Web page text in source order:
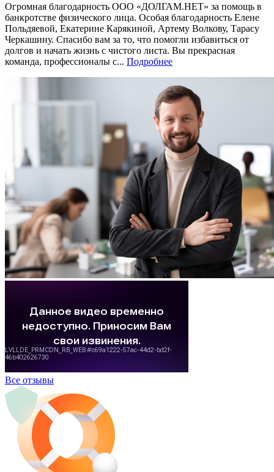
Огромная благодарность ООО «ДОЛГАМ.НЕТ» за помощь в
банкротстве физического лица. Особая благодарность Елене
Польдяевой, Екатерине Карякиной, Артему Волкову, Тарасу
Черкашину. Спасибо вам за то, что помогли избавиться от
долгов и начать жизнь с чистого листа. Вы прекрасная
команда, профессионалы с... Подробнее
Все отзывы